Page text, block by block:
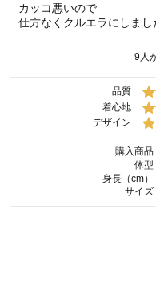
カッコ悪いので
仕方なくクルエラにしまし
9 人
品質
着心地
デザイン
購入商品
体型
身長（cm）
サイズ